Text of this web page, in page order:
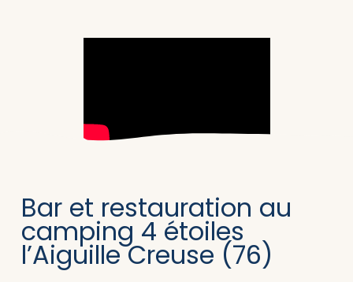
Bar et restauration au
camping 4 étoiles
l’Aiguille Creuse (76)